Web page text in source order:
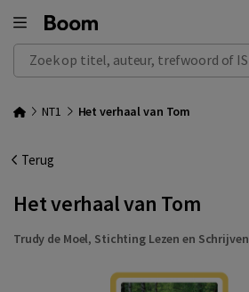
Zoek op titel, auteur, trefwoord of ISBN
NT1 Het verhaal van Tom
Terug
Het verhaal van Tom
Trudy de Moel, Stichting Lezen en Schrijven